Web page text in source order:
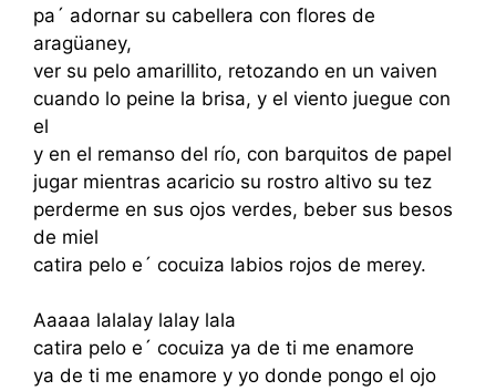
pa´ adornar su cabellera con flores de
aragüaney,
ver su pelo amarillito, retozando en un vaiven
cuando lo peine la brisa, y el viento juegue con
el
y en el remanso del río, con barquitos de papel
jugar mientras acaricio su rostro altivo su tez
perderme en sus ojos verdes, beber sus besos
de miel
catira pelo e´ cocuiza labios rojos de merey.
Aaaaa lalalay lalay lala
catira pelo e´ cocuiza ya de ti me enamore
ya de ti me enamore y yo donde pongo el ojo